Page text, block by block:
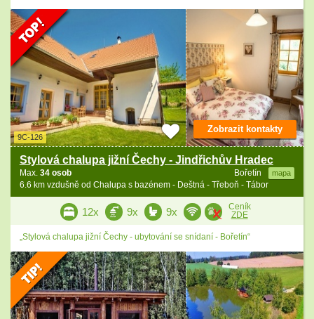
9C-126
Stylová chalupa jižní Čechy - Jindřichův Hradec
Bořetín mapa
Max. 34 osob
6.6 km vzdušně od Chalupa s bazénem - Deštná - Třeboň - Tábor
Zobrazit kontakty
12x 9x 9x
Ceník
ZDE
„Stylová chalupa jižní Čechy - ubytování se snídaní - Bořetín“